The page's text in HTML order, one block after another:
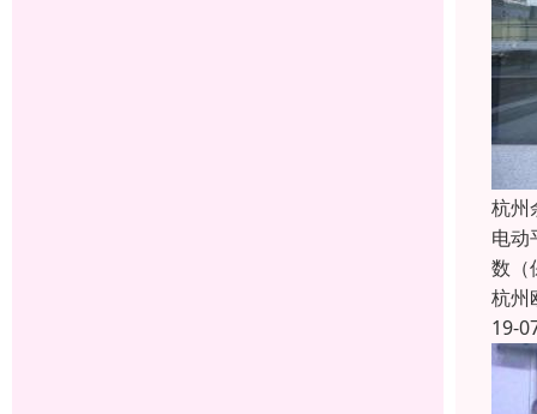
杭州
电动
数（
杭州
19-